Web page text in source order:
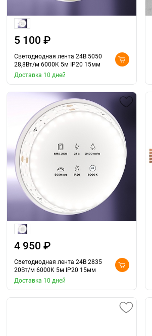
5 100 ₽
Светодиодная лента 24В 5050
28,8Вт/м 6000K 5м IP20 15мм
Доставка 10 дней
4 950 ₽
Светодиодная лента 24В 2835
20Вт/м 6000K 5м IP20 15мм
Доставка 10 дней